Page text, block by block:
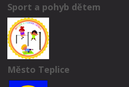
Sport a pohyb dětem
Město Teplice